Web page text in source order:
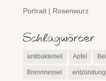
Portrait | Rosenwurz
Schlagwörter
antibakteriell Apfel
Brennnessel